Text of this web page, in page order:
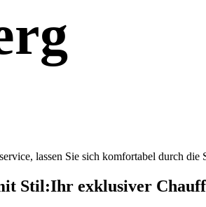
lassen Sie sich komfortabel durch die
Stil:Ihr exklusiver